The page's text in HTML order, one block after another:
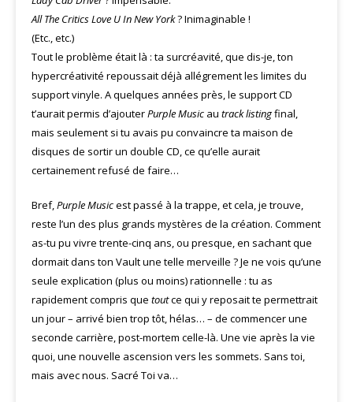
All The Critics Love U In New York? Inimaginable !
(Etc., etc.)
Tout le problème était là : ta surcréavité, que dis-je, ton
hypercréativité repoussait déjà allégrement les limites du
support vinyle. A quelques années près, le support CD
t’aurait permis d’ajouterPurple Music au track listingfinal,
mais seulement si tu avais pu convaincre ta maison de
disques de sortir un double CD, ce qu’elle aurait
certainement refusé de faire…
Bref,Purple Musicest passé à la trappe, et cela, je trouve,
reste l’un des plus grands mystères de la création. Comment
as-tu pu vivre trente-cinq ans, ou presque, en sachant que
dormait dans ton Vault une telle merveille ? Je ne vois qu’une
seule explication (plus ou moins) rationnelle : tu as
rapidement compris que toutce qui y reposait te permettrait
un jour – arrivé bien trop tôt, hélas… – de commencer une
seconde carrière, post-mortem celle-là. Une vie après la vie
quoi, une nouvelle ascension vers les sommets. Sans toi,
mais avec nous. Sacré Toi va…